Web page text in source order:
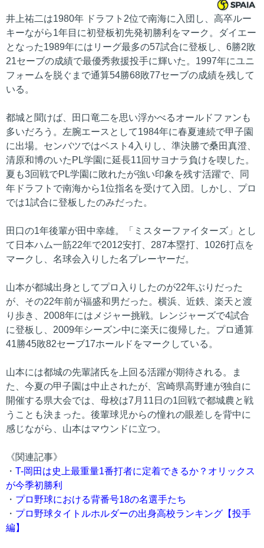
井上祐二は1980年 ドラフト2位で南海に入団し、高卒ルー
キーながら1年目に初登板初先発初勝利をマーク。ダイエー
となった1989年にはリーグ最多の57試合に登板し、6勝2敗
21セーブの成績で最優秀救援投手に輝いた。1997年にユニ
フォームを脱ぐまで通算54勝68敗77セーブの成績を残して
いる。
都城と聞けば、田口竜二を思い浮かべるオールドファンも
多いだろう。左腕エースとして1984年に春夏連続で甲子園
に出場。センバツではベスト4入りし、準決勝で桑田真澄、
清原和博のいたPL学園に延長11回サヨナラ負けを喫した。
夏も3回戦でPL学園に敗れたが強い印象を残す活躍で、同
年ドラフトで南海から1位指名を受けて入団。しかし、プロ
では1試合に登板したのみだった。
田口の1年後輩が田中幸雄。「ミスターファイターズ」とし
て日本ハム一筋22年で2012安打、287本塁打、1026打点を
マークし、名球会入りした名プレーヤーだ。
山本が都城出身としてプロ入りしたのが22年ぶりだった
が、その22年前が福盛和男だった。横浜、近鉄、楽天と渡
り歩き、2008年にはメジャー挑戦。レンジャーズで4試合
に登板し、2009年シーズン中に楽天に復帰した。プロ通算
41勝45敗82セーブ17ホールドをマークしている。
山本には都城の先輩諸氏を上回る活躍が期待される。ま
た、今夏の甲子園は中止されたが、宮崎県高野連が独自に
開催する県大会では、母校は7月11日の1回戦で都城農と戦
うことも決まった。後輩球児からの憧れの眼差しを背中に
感じながら、山本はマウンドに立つ。
《関連記事》
・ T-岡田は史上最重量1番打者に定着できるか？オリックス
が今季初勝利
・ プロ野球における背番号18の名選手たち
・ プロ野球タイトルホルダーの出身高校ランキング【投手
編】